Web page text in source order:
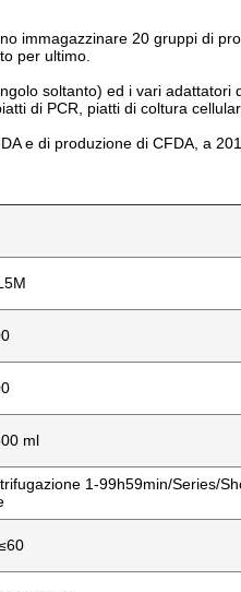
immagazzinare 20 gruppi di
per ultimo.
soltanto) ed i vari
di PCR, piatti di coltura
e di produzione di CFDA, a
ml
1-99h59min/Series/